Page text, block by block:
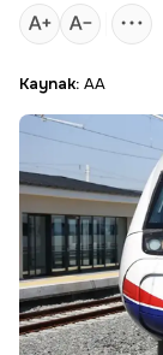
Kaynak: AA